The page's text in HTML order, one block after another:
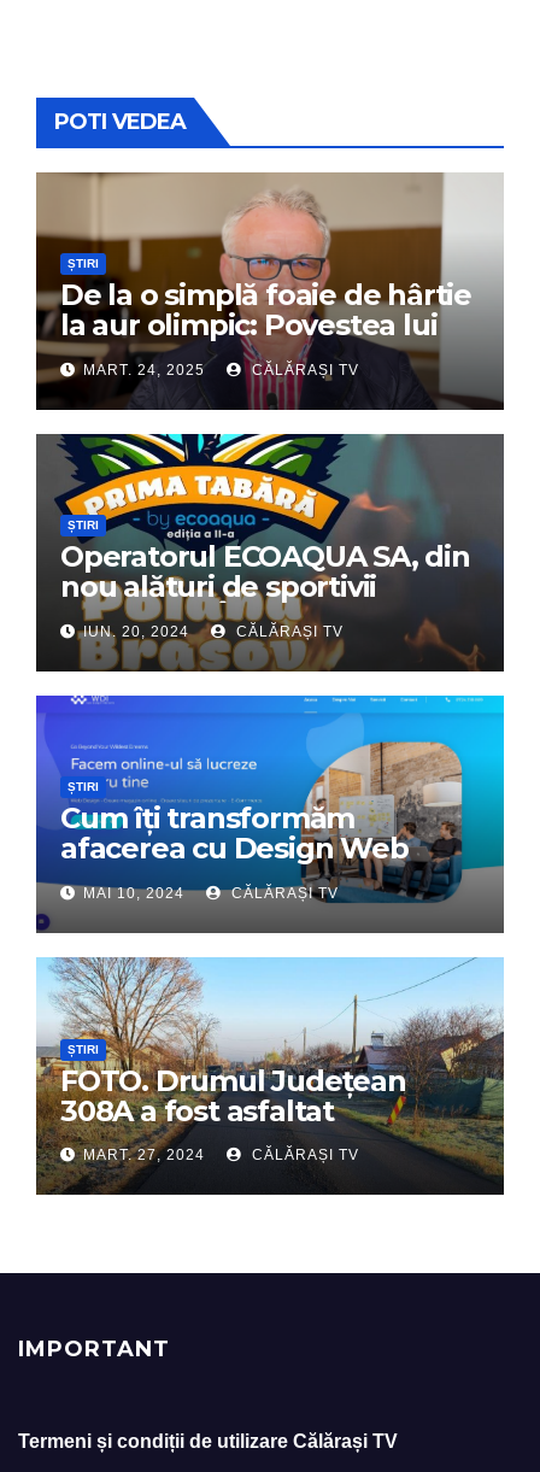
POTI VEDEA
ȘTIRI
De la o simplă foaie de hârtie
la aur olimpic: Povestea lui
Dumitru Chirilă
MART. 24, 2025 CĂLĂRAȘI TV
ȘTIRI
Operatorul ECOAQUA SA, din
nou alături de sportivii
călărășeni. Începe „Prima
Tabără”!
IUN. 20, 2024 CĂLĂRAȘI TV
ȘTIRI
Cum îți transformăm
afacerea cu Design Web
Interactiv – Partenerul tău
digital de încredere
MAI 10, 2024 CĂLĂRAȘI TV
ȘTIRI
FOTO. Drumul Județean
308A a fost asfaltat
MART. 27, 2024 CĂLĂRAȘI TV
IMPORTANT
Termeni și condiții de utilizare Călărași TV